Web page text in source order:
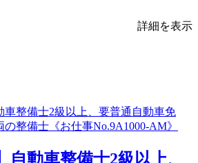
詳細を表示
自動車整備士2級以上、